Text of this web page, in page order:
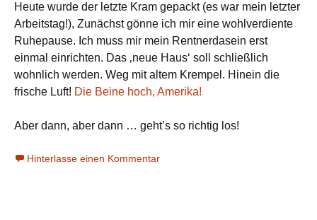
Heute wurde der letzte Kram gepackt (es war mein letzter
Arbeitstag!), Zunächst gönne ich mir eine wohlverdiente
Ruhepause. Ich muss mir mein Rentnerdasein erst
einmal einrichten. Das ‚neue Haus‘ soll schließlich
wohnlich werden. Weg mit altem Krempel. Hinein die
frische Luft! Die Beine hoch, Amerika!
Aber dann, aber dann … geht’s so richtig los!
Hinterlasse einen Kommentar